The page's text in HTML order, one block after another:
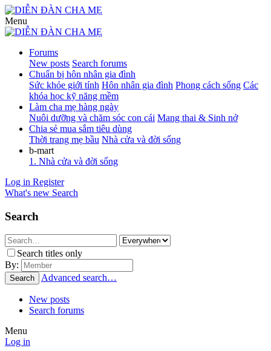
Menu
Forums
New posts Search forums
Chuẩn bị hôn nhân gia đình
Sức khỏe giới tính Hôn nhân gia đình Phong cách sống Các
khóa học kỹ năng mềm
Làm cha mẹ hàng ngày
Nuôi dưỡng và chăm sóc con cái Mang thai & Sinh nở
Chia sẻ mua sắm tiêu dùng
Thời trang mẹ bầu Nhà cửa và đời sống
b-mart
1. Nhà cửa và đời sống
Log in Register
What's new Search
Search
Search titles only
By:
Search Advanced search…
New posts
Search forums
Menu
Log in